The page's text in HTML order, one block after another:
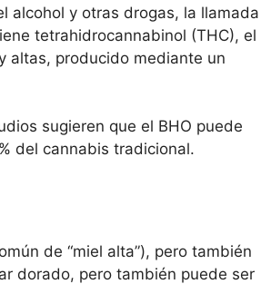
alcohol y otras drogas, la llamada
tetrahidrocannabinol (THC), el
altas, producido mediante un
sugieren que el BHO puede
del cannabis tradicional.
de “miel alta”), pero también
dorado, pero también puede ser